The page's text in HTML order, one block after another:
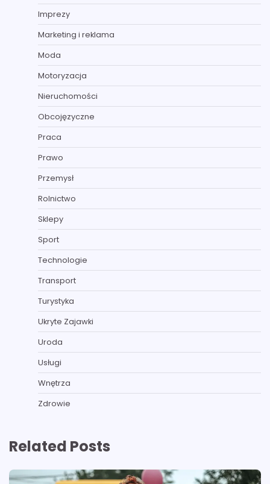
Imprezy
Marketing i reklama
Moda
Motoryzacja
Nieruchomości
Obcojęzyczne
Praca
Prawo
Przemysł
Rolnictwo
Sklepy
Sport
Technologie
Transport
Turystyka
Ukryte Zajawki
Uroda
Usługi
Wnętrza
Zdrowie
Related Posts